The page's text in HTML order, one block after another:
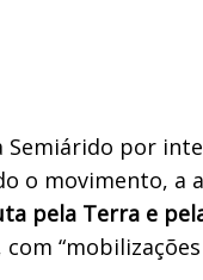
Semiárido por
o movimento, a
pela Terra e
“mobilizações